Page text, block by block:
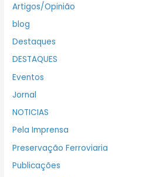
Artigos/Opinião
blog
Destaques
DESTAQUES
Eventos
Jornal
NOTICIAS
Pela Imprensa
Preservação Ferroviaria
Publicações